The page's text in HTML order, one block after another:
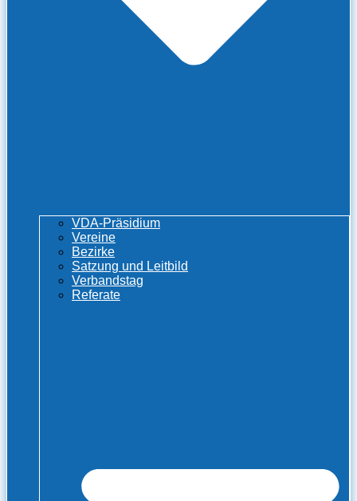
VDA-Präsidium
Vereine
Bezirke
Satzung und Leitbild
Verbandstag
Referate